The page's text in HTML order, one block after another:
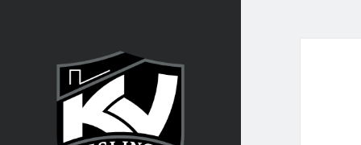
Geislingen
2000